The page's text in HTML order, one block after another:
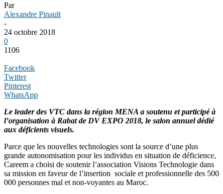
Par
Alexandre Pinault
-
24 octobre 2018
0
1106
Facebook
Twitter
Pinterest
WhatsApp
Le leader des VTC dans la région MENA a soutenu et participé à
l’organisation à Rabat de DV EXPO 2018, le salon annuel dédié
aux déficients visuels.
Parce que les nouvelles technologies sont la source d’une plus
grande autonomisation pour les individus en situation de déficience,
Careem a choisi de soutenir l’association Visions Technologie dans
sa mission en faveur de l’insertion sociale et professionnelle des 500
000 personnes mal et non-voyantes au Maroc.